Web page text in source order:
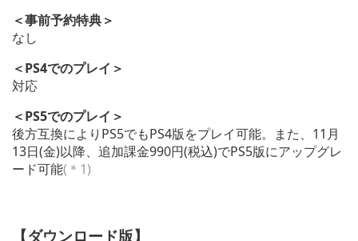
＜事前予約特典＞
なし
＜PS4でのプレイ＞
対応
＜PS5でのプレイ＞
後方互換によりPS5でもPS4版をプレイ可能。また、11月
13日(金)以降、追加課金990円(税込)でPS5版にアップグレ
ード可能(＊1)
【ダウンロード版】